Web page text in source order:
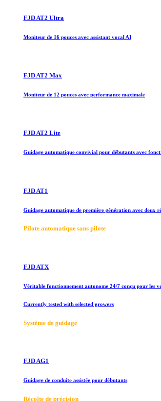
FJD AT2 Ultra
Moniteur de 16 pouces avec assistant vocal AI
FJD AT2 Max
Moniteur de 12 pouces avec performance maximale
FJD AT2 Lite
Guidage automatique convivial pour débutants avec
FJD AT1
Guidage automatique de première génération avec deux
Pilote automatique sans pilote
FJD ATX
Véritable fonctionnement autonome 24/7 conçu pour les
Currently tested with selected growers
Système de guidage
FJD AG1
Guidage de conduite assistée pour débutants
Récolte de précision